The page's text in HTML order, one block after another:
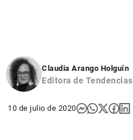
Claudia Arango Holguín
Editora de Tendencias
10 de julio de 2020